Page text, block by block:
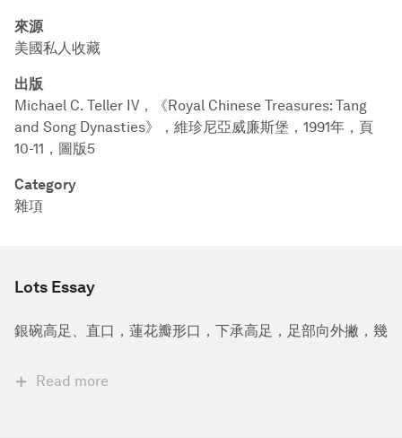
來源
美國私人收藏
出版
Michael C. Teller IV，《Royal Chinese Treasures: Tang
and Song Dynasties》，維珍尼亞威廉斯堡，1991年，頁
10-11，圖版5
Category
雜項
Lots Essay
銀碗高足、直口，蓮花瓣形口，下承高足，足部向外撇，幾
Read more